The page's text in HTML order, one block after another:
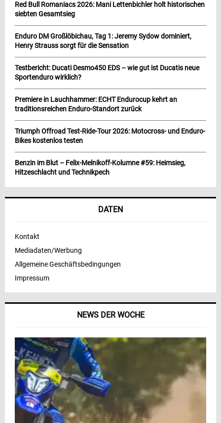
NEWS DER WOCHE
Red Bull Romaniacs 2026: Mani Lettenbichler holt historischen
siebten Gesamtsieg
Enduro DM Großlöbichau, Tag 1: Jeremy Sydow dominiert,
Henry Strauss sorgt für die Sensation
Testbericht: Ducati Desmo450 EDS – wie gut ist Ducatis neue
Sportenduro wirklich?
Premiere in Lauchhammer: ECHT Endurocup kehrt an
traditionsreichen Enduro-Standort zurück
Triumph Offroad Test-Ride-Tour 2026: Motocross- und Enduro-
Bikes kostenlos testen
Benzin im Blut – Felix-Melnikoff-Kolumne #59: Heimsieg,
Hitzeschlacht und Technikpech
DATEN
Kontakt
Mediadaten/Werbung
Allgemeine Geschäftsbedingungen
Impressum